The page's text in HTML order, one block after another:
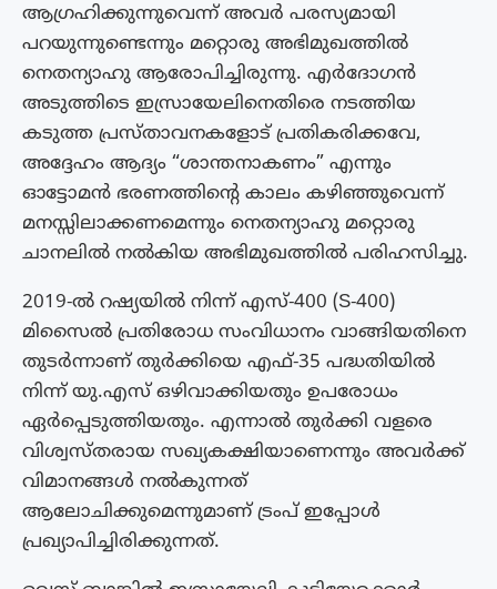
ആഗ്രഹിക്കുന്നുവെന്ന് അവർ പരസ്യമായി
പറയുന്നുണ്ടെന്നും മറ്റൊരു അഭിമുഖത്തിൽ
നെതന്യാഹു ആരോപിച്ചിരുന്നു. എർദോഗൻ
അടുത്തിടെ ഇസ്രായേലിനെതിരെ നടത്തിയ
കടുത്ത പ്രസ്താവനകളോട് പ്രതികരിക്കവേ,
അദ്ദേഹം ആദ്യം “ശാന്തനാകണം” എന്നും
ഓട്ടോമൻ ഭരണത്തിന്റെ കാലം കഴിഞ്ഞുവെന്ന്
മനസ്സിലാക്കണമെന്നും നെതന്യാഹു മറ്റൊരു
ചാനലിൽ നൽകിയ അഭിമുഖത്തിൽ പരിഹസിച്ചു.
2019-ൽ റഷ്യയിൽ നിന്ന് എസ്-400 (S-400)
മിസൈൽ പ്രതിരോധ സംവിധാനം വാങ്ങിയതിനെ
തുടർന്നാണ് തുർക്കിയെ എഫ്-35 പദ്ധതിയിൽ
നിന്ന് യു.എസ് ഒഴിവാക്കിയതും ഉപരോധം
ഏർപ്പെടുത്തിയതും. എന്നാൽ തുർക്കി വളരെ
വിശ്വസ്തരായ സഖ്യകക്ഷിയാണെന്നും അവർക്ക്
വിമാനങ്ങൾ നൽകുന്നത്
ആലോചിക്കുമെന്നുമാണ് ട്രംപ് ഇപ്പോൾ
പ്രഖ്യാപിച്ചിരിക്കുന്നത്.